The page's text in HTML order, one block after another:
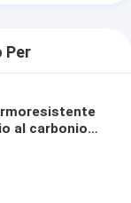
Per
al carbonio